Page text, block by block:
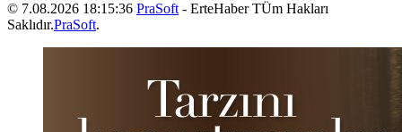
© 7.08.2026 18:15:36 PraSoft - ErteHaber TÜm Hakları
Saklıdır.PraSoft.